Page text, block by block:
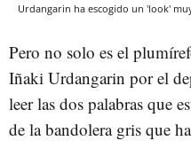
Urdangarin ha escogido un 'look'
Pero no solo es el
Iñaki Urdangarin por el
leer las dos palabras que
de la bandolera gris que